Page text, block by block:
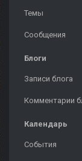
Темы
Сообщения
Блоги
Записи блога
Комментарии
Календарь
События